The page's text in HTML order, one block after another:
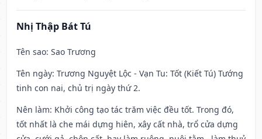
Nhị Thập Bát Tú
Tên sao: Sao Trương
Tên ngày: Trương Nguyệt Lộc - Vạn Tu: Tốt (Kiết Tú) Tướng
tinh con nai, chủ trị ngày thứ 2.
Nên làm: Khởi công tạo tác trăm việc đều tốt. Trong đó,
tốt nhất là che mái dựng hiên, xây cất nhà, trổ cửa dựng